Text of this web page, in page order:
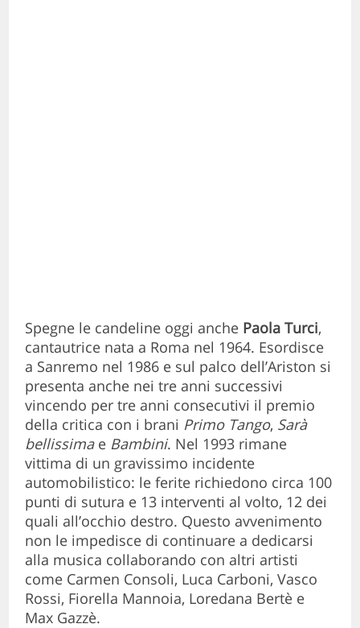
Spegne le candeline oggi anche Paola Turci,
cantautrice nata a Roma nel 1964. Esordisce
a Sanremo nel 1986 e sul palco dell’Ariston si
presenta anche nei tre anni successivi
vincendo per tre anni consecutivi il premio
della critica con i brani Primo Tango, Sarà
bellissimae Bambini. Nel 1993 rimane
vittima di un gravissimo incidente
automobilistico: le ferite richiedono circa 100
punti di sutura e 13 interventi al volto, 12 dei
quali all’occhio destro. Questo avvenimento
non le impedisce di continuare a dedicarsi
alla musica collaborando con altri artisti
come Carmen Consoli, Luca Carboni, Vasco
Rossi, Fiorella Mannoia, Loredana Bertè e
Max Gazzè.